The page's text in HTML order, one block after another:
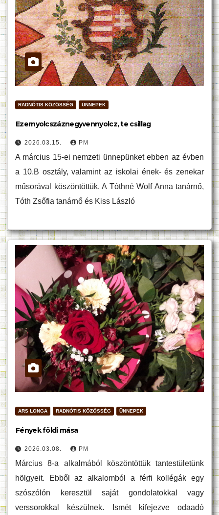
RADNÓTIS KÖZÖSSÉG ÜNNEPEK
Ezernyolcszáznegyvennyolcz, te csillag
2026.03.15. PM
A március 15-ei nemzeti ünnepünket ebben az évben
a 10.B osztály, valamint az iskolai ének- és zenekar
műsorával köszöntöttük. A Tóthné Wolf Anna tanárnő,
Tóth Zsőfia tanárnő és Kiss László
ARS LONGA RADNÓTIS KÖZÖSSÉG ÜNNEPEK
Fények földi mása
2026.03.08. PM
Március 8-a alkalmából köszöntöttük tantestületünk
hölgyeit. Ebből az alkalomból a férfi kollégák egy
szószólón keresztül saját gondolatokkal vagy
verssorokkal készülnek. Ismét kifejezve odaadó